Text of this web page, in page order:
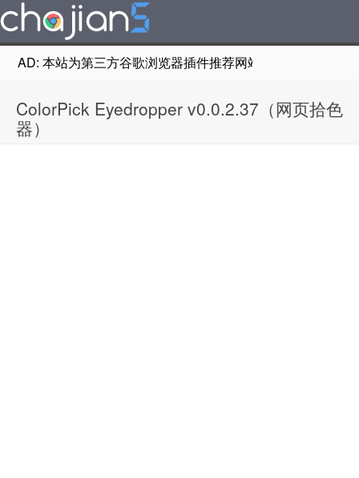
AD: 本站为第三方谷歌浏览器插件推荐网站，非Google
ColorPick Eyedropper v0.0.2.37（网页拾色
器）